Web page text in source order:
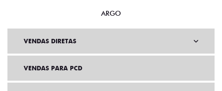
ARGO
VENDAS DIRETAS
VENDAS PARA PCD